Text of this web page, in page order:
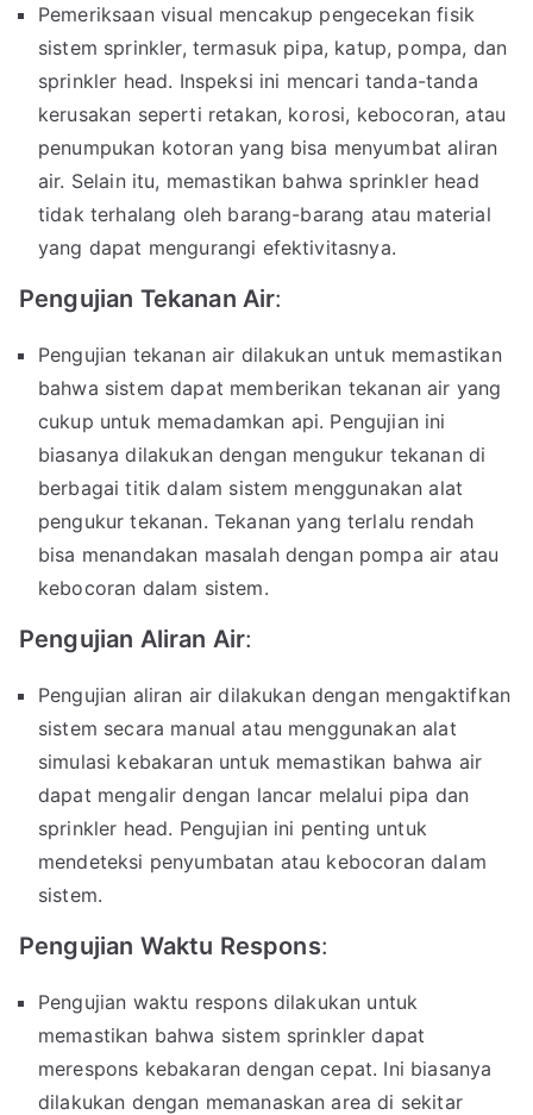
Pemeriksaan visual mencakup pengecekan fisik
sistem sprinkler, termasuk pipa, katup, pompa, dan
sprinkler head. Inspeksi ini mencari tanda-tanda
kerusakan seperti retakan, korosi, kebocoran, atau
penumpukan kotoran yang bisa menyumbat aliran
air. Selain itu, memastikan bahwa sprinkler head
tidak terhalang oleh barang-barang atau material
yang dapat mengurangi efektivitasnya.
Pengujian Tekanan Air:
Pengujian tekanan air dilakukan untuk memastikan
bahwa sistem dapat memberikan tekanan air yang
cukup untuk memadamkan api. Pengujian ini
biasanya dilakukan dengan mengukur tekanan di
berbagai titik dalam sistem menggunakan alat
pengukur tekanan. Tekanan yang terlalu rendah
bisa menandakan masalah dengan pompa air atau
kebocoran dalam sistem.
Pengujian Aliran Air:
Pengujian aliran air dilakukan dengan mengaktifkan
sistem secara manual atau menggunakan alat
simulasi kebakaran untuk memastikan bahwa air
dapat mengalir dengan lancar melalui pipa dan
sprinkler head. Pengujian ini penting untuk
mendeteksi penyumbatan atau kebocoran dalam
sistem.
Pengujian Waktu Respons:
Pengujian waktu respons dilakukan untuk
memastikan bahwa sistem sprinkler dapat
merespons kebakaran dengan cepat. Ini biasanya
dilakukan dengan memanaskan area di sekitar